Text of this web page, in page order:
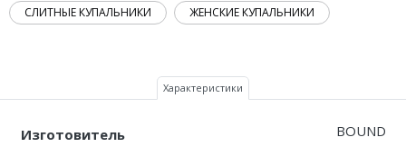
СЛИТНЫЕ КУПАЛЬНИКИ ЖЕНСКИЕ КУПАЛЬНИКИ
Характеристики
Изготовитель BOUND